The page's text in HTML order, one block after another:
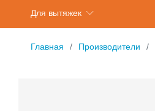
Для вытяжек
Главная Производители